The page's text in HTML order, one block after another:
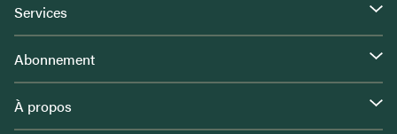
Services
Abonnement
À propos